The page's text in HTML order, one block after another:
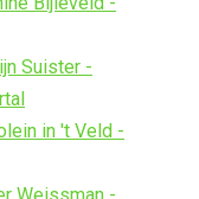
Suister -
in 't Veld -